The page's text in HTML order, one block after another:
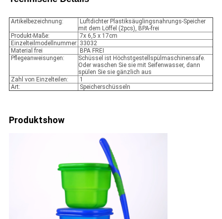
Artikelbezeichnung:
Luftdichter Plastiksäuglingsnahrungs-Speicher
mit dem Löffel (2pcs), BPA-frei
Produkt-Maße:
7x 6,5 x 17cm
Einzelteilmodellnummer: 33032
Material frei
BPA FREI
Pflegeanweisungen:
Schüssel ist Höchstgestellspülmaschinensafe.
Oder waschen Sie sie mit Seifenwasser, dann
spülen Sie sie gänzlich aus
Zahl von Einzelteilen:
1
Art:
Speicherschüsseln
Produktshow